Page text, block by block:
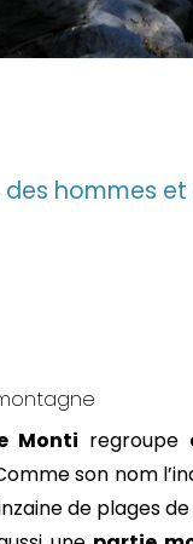
des hommes
Monti regroupe
son nom
de plages